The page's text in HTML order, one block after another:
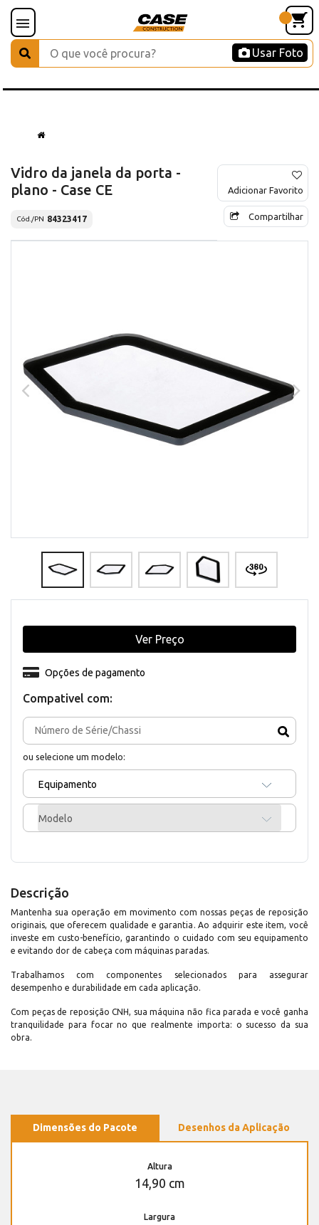
Usar Foto
Vidro da janela da porta -
plano - Case CE
Cód./PN 84323417
Adicionar Favorito
Compartilhar
Compativel com:
ou selecione um modelo:
Equipamento
Modelo
Opções de pagamento
Ver Preço
Descrição
Mantenha sua operação em movimento com nossas peças de reposição
originais, que oferecem qualidade e garantia. Ao adquirir este item, você
investe em custo-benefício, garantindo o cuidado com seu equipamento
e evitando dor de cabeça com máquinas paradas.
Trabalhamos com componentes selecionados para assegurar
desempenho e durabilidade em cada aplicação.
Com peças de reposição CNH, sua máquina não fica parada e você ganha
tranquilidade para focar no que realmente importa: o sucesso da sua
obra.
Dimensões do Pacote Desenhos da Aplicação
Altura
14,90 cm
Largura